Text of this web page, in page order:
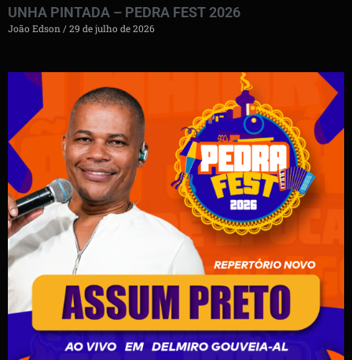
UNHA PINTADA – PEDRA FEST 2026
João Edson 29 de julho de 2026